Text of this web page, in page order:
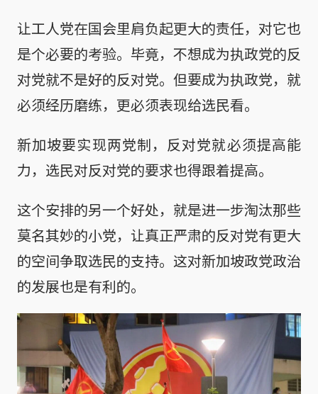
让工人党在国会里肩负起更大的责任，对它也
是个必要的考验。毕竟，不想成为执政党的反
对党就不是好的反对党。但要成为执政党，就
必须经历磨练，更必须表现给选民看。
新加坡要实现两党制，反对党就必须提高能
力，选民对反对党的要求也得跟着提高。
这个安排的另一个好处，就是进一步淘汰那些
莫名其妙的小党，让真正严肃的反对党有更大
的空间争取选民的支持。这对新加坡政党政治
的发展也是有利的。